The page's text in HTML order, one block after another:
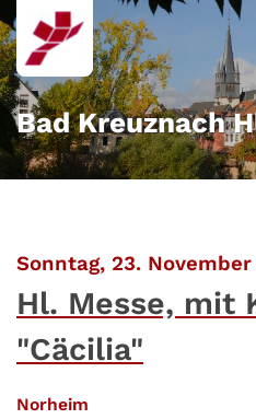
Zum Inhalt springen
Bad Kreuznach
Sonntag, 23. November
Hl. Messe, mit
"Cäcilia"
Norheim